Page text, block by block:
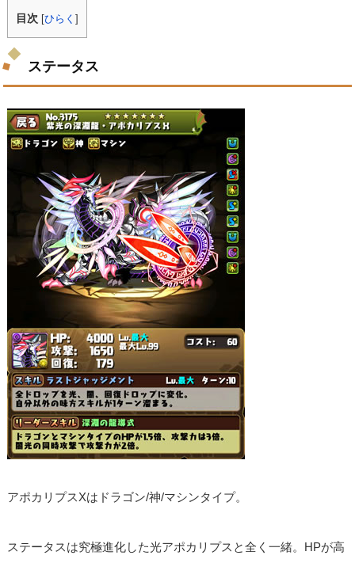
目次 [ひらく]
ステータス
アポカリプスXはドラゴン/神/マシンタイプ。
ステータスは究極進化した光アポカリプスと全く一緒。HPが高